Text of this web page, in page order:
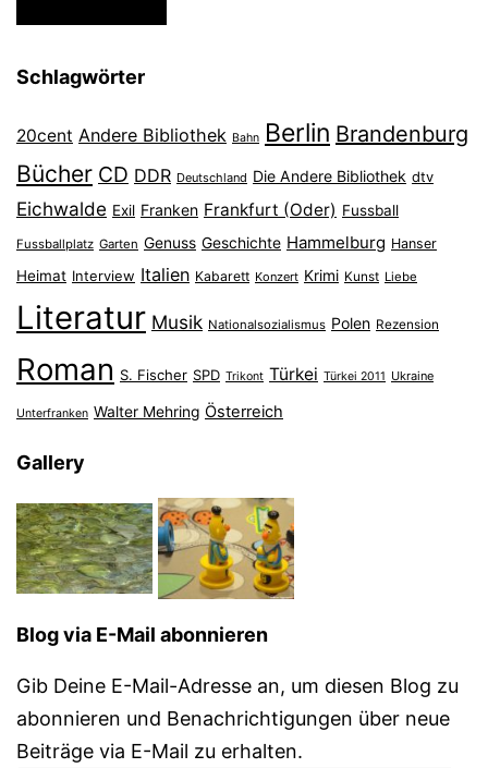
Schlagwörter
20cent Andere Bibliothek Bahn Berlin Brandenburg
Bücher CD DDR Deutschland Die Andere Bibliothek dtv
Eichwalde Exil Franken Frankfurt (Oder) Fussball
Fussballplatz Garten Genuss Geschichte Hammelburg Hanser
Heimat Interview Italien Kabarett Konzert Krimi Kunst Liebe
Literatur Musik Nationalsozialismus Polen Rezension
Roman S. Fischer SPD Trikont Türkei Türkei 2011 Ukraine
Unterfranken Walter Mehring Österreich
Gallery
Blog via E-Mail abonnieren
Gib Deine E-Mail-Adresse an, um diesen Blog zu
abonnieren und Benachrichtigungen über neue
Beiträge via E-Mail zu erhalten.